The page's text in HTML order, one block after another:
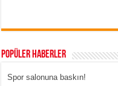
Popüler Haberler
Spor salonuna baskın!